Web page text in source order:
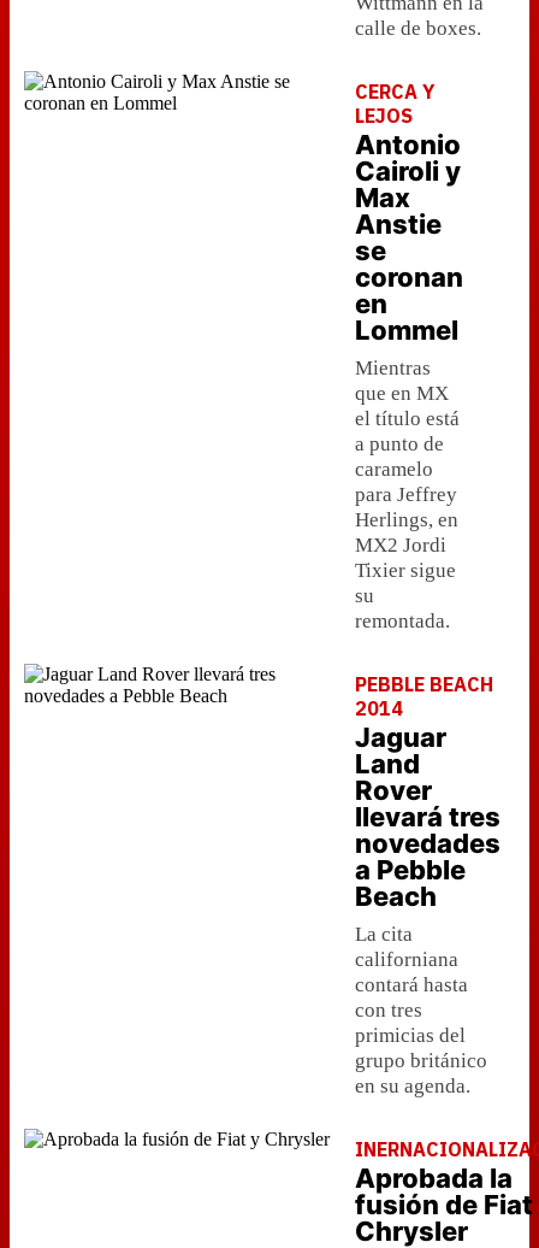
calle de boxes.
CERCA Y
LEJOS
Antonio
Cairoli y
Max
Anstie
se
coronan
en
Lommel
Mientras
que en MX
el título está
a punto de
caramelo
para Jeffrey
Herlings, en
MX2 Jordi
Tixier sigue
su
remontada.
PEBBLE BEACH
2014
Jaguar
Land
Rover
llevará tres
novedades
a Pebble
Beach
La cita
californiana
contará hasta
con tres
primicias del
grupo británico
en su agenda.
Aprobada la
fusión de Fiat
Chrysler